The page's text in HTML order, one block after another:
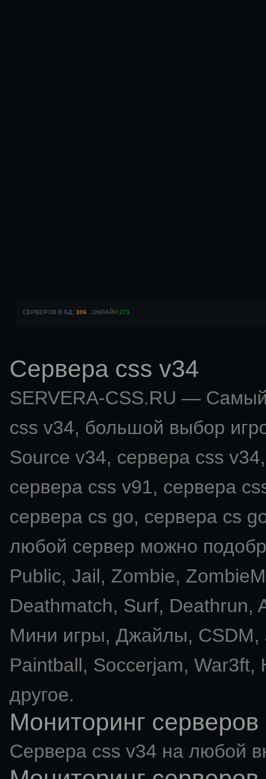
СЕРВЕРОВ В БД: 306 , ОНЛАЙН 271
Сервера css v34
SERVERA-CSS.RU —
css v34, большой выбор
Source v34, сервера css
сервера css v91, сервера
сервера cs go, сервера cs
любой сервер можно
Public, Jail, Zombie,
Deathmatch, Surf, Deathrun,
Мини игры, Джайлы, CSDM,
Paintball, Soccerjam, War3ft,
другое.
Мониторинг
Сервера css v34 на любой